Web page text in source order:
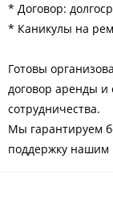
* Договор:
* Каникулы на
Готовы
договор аренды и
сотрудничества.
Мы гарантируем
поддержку нашим